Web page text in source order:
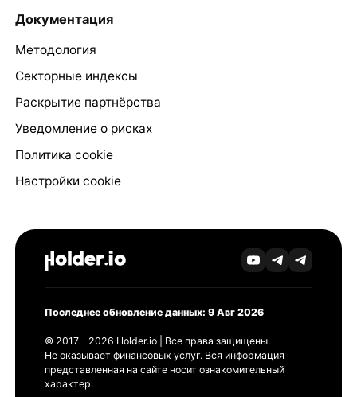
Документация
Методология
Секторные индексы
Раскрытие партнёрства
Уведомление о рисках
Политика cookie
Настройки cookie
Последнее обновление данных: 9 Авг 2026
© 2017 - 2026 Holder.io | Все права защищены.
Не оказывает финансовых услуг. Вся информация
представленная на сайте носит ознакомительный
характер.